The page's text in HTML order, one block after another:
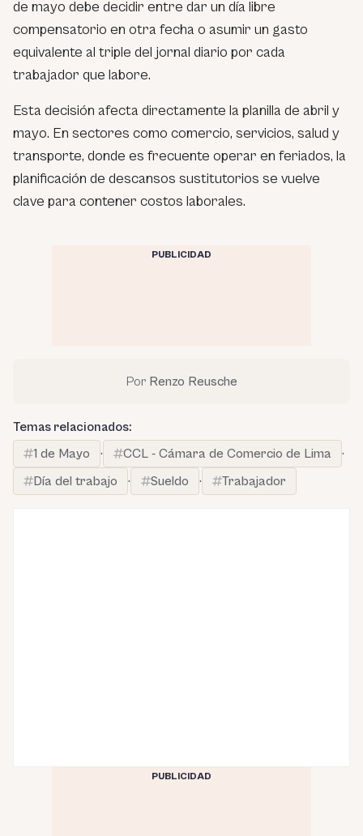
de mayo debe decidir entre dar un día libre
compensatorio en otra fecha o asumir un gasto
equivalente al triple del jornal diario por cada
trabajador que labore.
Esta decisión afecta directamente la planilla de abril y
mayo. En sectores como comercio, servicios, salud y
transporte, donde es frecuente operar en feriados, la
planificación de descansos sustitutorios se vuelve
clave para contener costos laborales.
PUBLICIDAD
Por Renzo Reusche
Temas relacionados:
1 de Mayo
· CCL - Cámara de Comercio de Lima
·
Día del trabajo
· Sueldo · Trabajador
PUBLICIDAD